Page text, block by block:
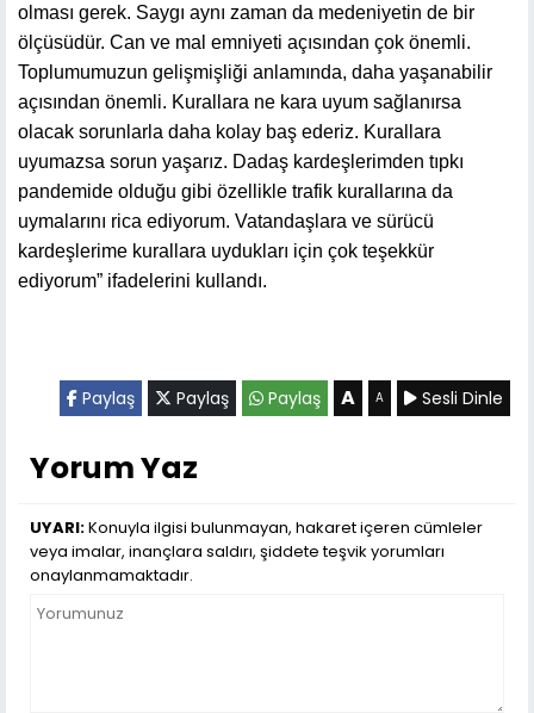
olması gerek. Saygı aynı zaman da medeniyetin de bir
ölçüsüdür. Can ve mal emniyeti açısından çok önemli.
Toplumumuzun gelişmişliği anlamında, daha yaşanabilir
açısından önemli. Kurallara ne kara uyum sağlanırsa
olacak sorunlarla daha kolay baş ederiz. Kurallara
uyumazsa sorun yaşarız. Dadaş kardeşlerimden tıpkı
pandemide olduğu gibi özellikle trafik kurallarına da
uymalarını rica ediyorum. Vatandaşlara ve sürücü
kardeşlerime kurallara uydukları için çok teşekkür
ediyorum” ifadelerini kullandı.
Paylaş Paylaş Paylaş A A Sesli Dinle
Yorum Yaz
UYARI:Konuyla ilgisi bulunmayan, hakaret içeren cümleler
veya imalar, inançlara saldırı, şiddete teşvik yorumları
onaylanmamaktadır.